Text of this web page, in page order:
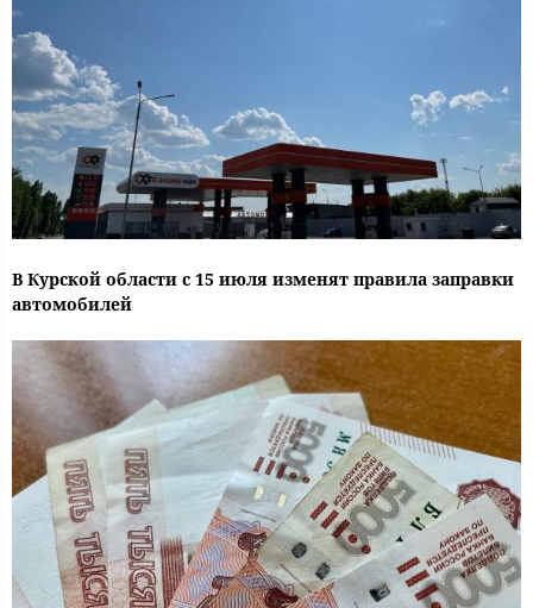
В Курской области с 15 июля изменят правила заправки
автомобилей